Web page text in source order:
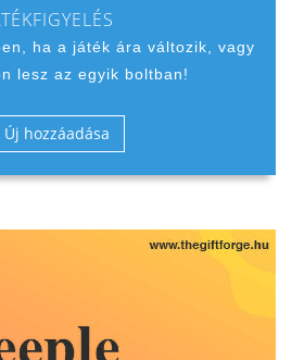
ha a játék ára változik, vagy
lesz az egyik boltban!
Új hozzáadása